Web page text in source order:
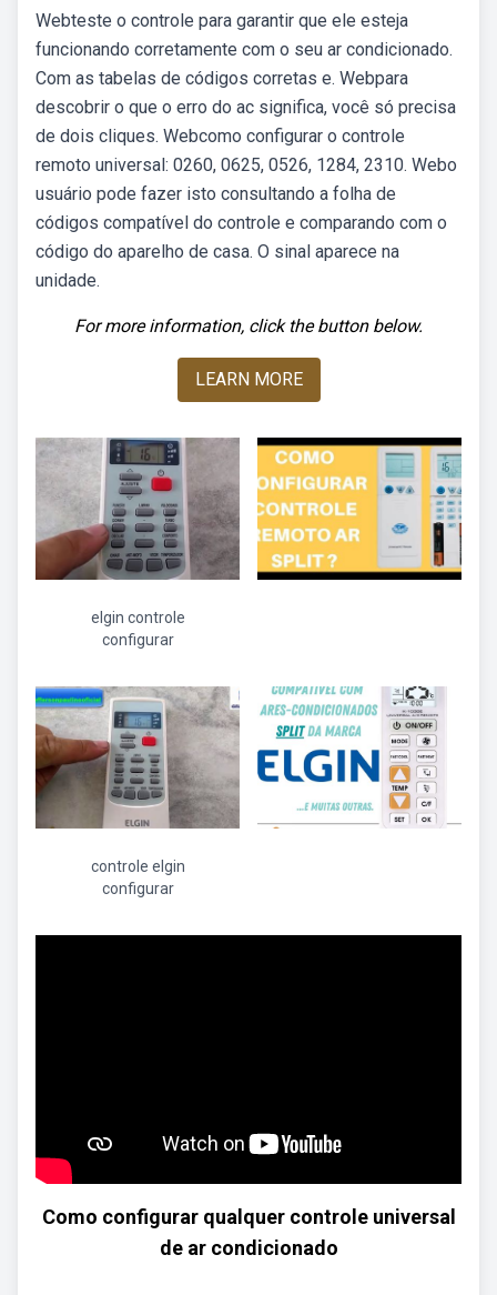
Webteste o controle para garantir que ele esteja
funcionando corretamente com o seu ar condicionado.
Com as tabelas de códigos corretas e. Webpara
descobrir o que o erro do ac significa, você só precisa
de dois cliques. Webcomo configurar o controle
remoto universal: 0260, 0625, 0526, 1284, 2310. Webo
usuário pode fazer isto consultando a folha de
códigos compatível do controle e comparando com o
código do aparelho de casa. O sinal aparece na
unidade.
For more information, click the button below.
LEARN MORE
elgin controle
configurar
controle elgin
configurar
Como configurar qualquer controle universal
de ar condicionado